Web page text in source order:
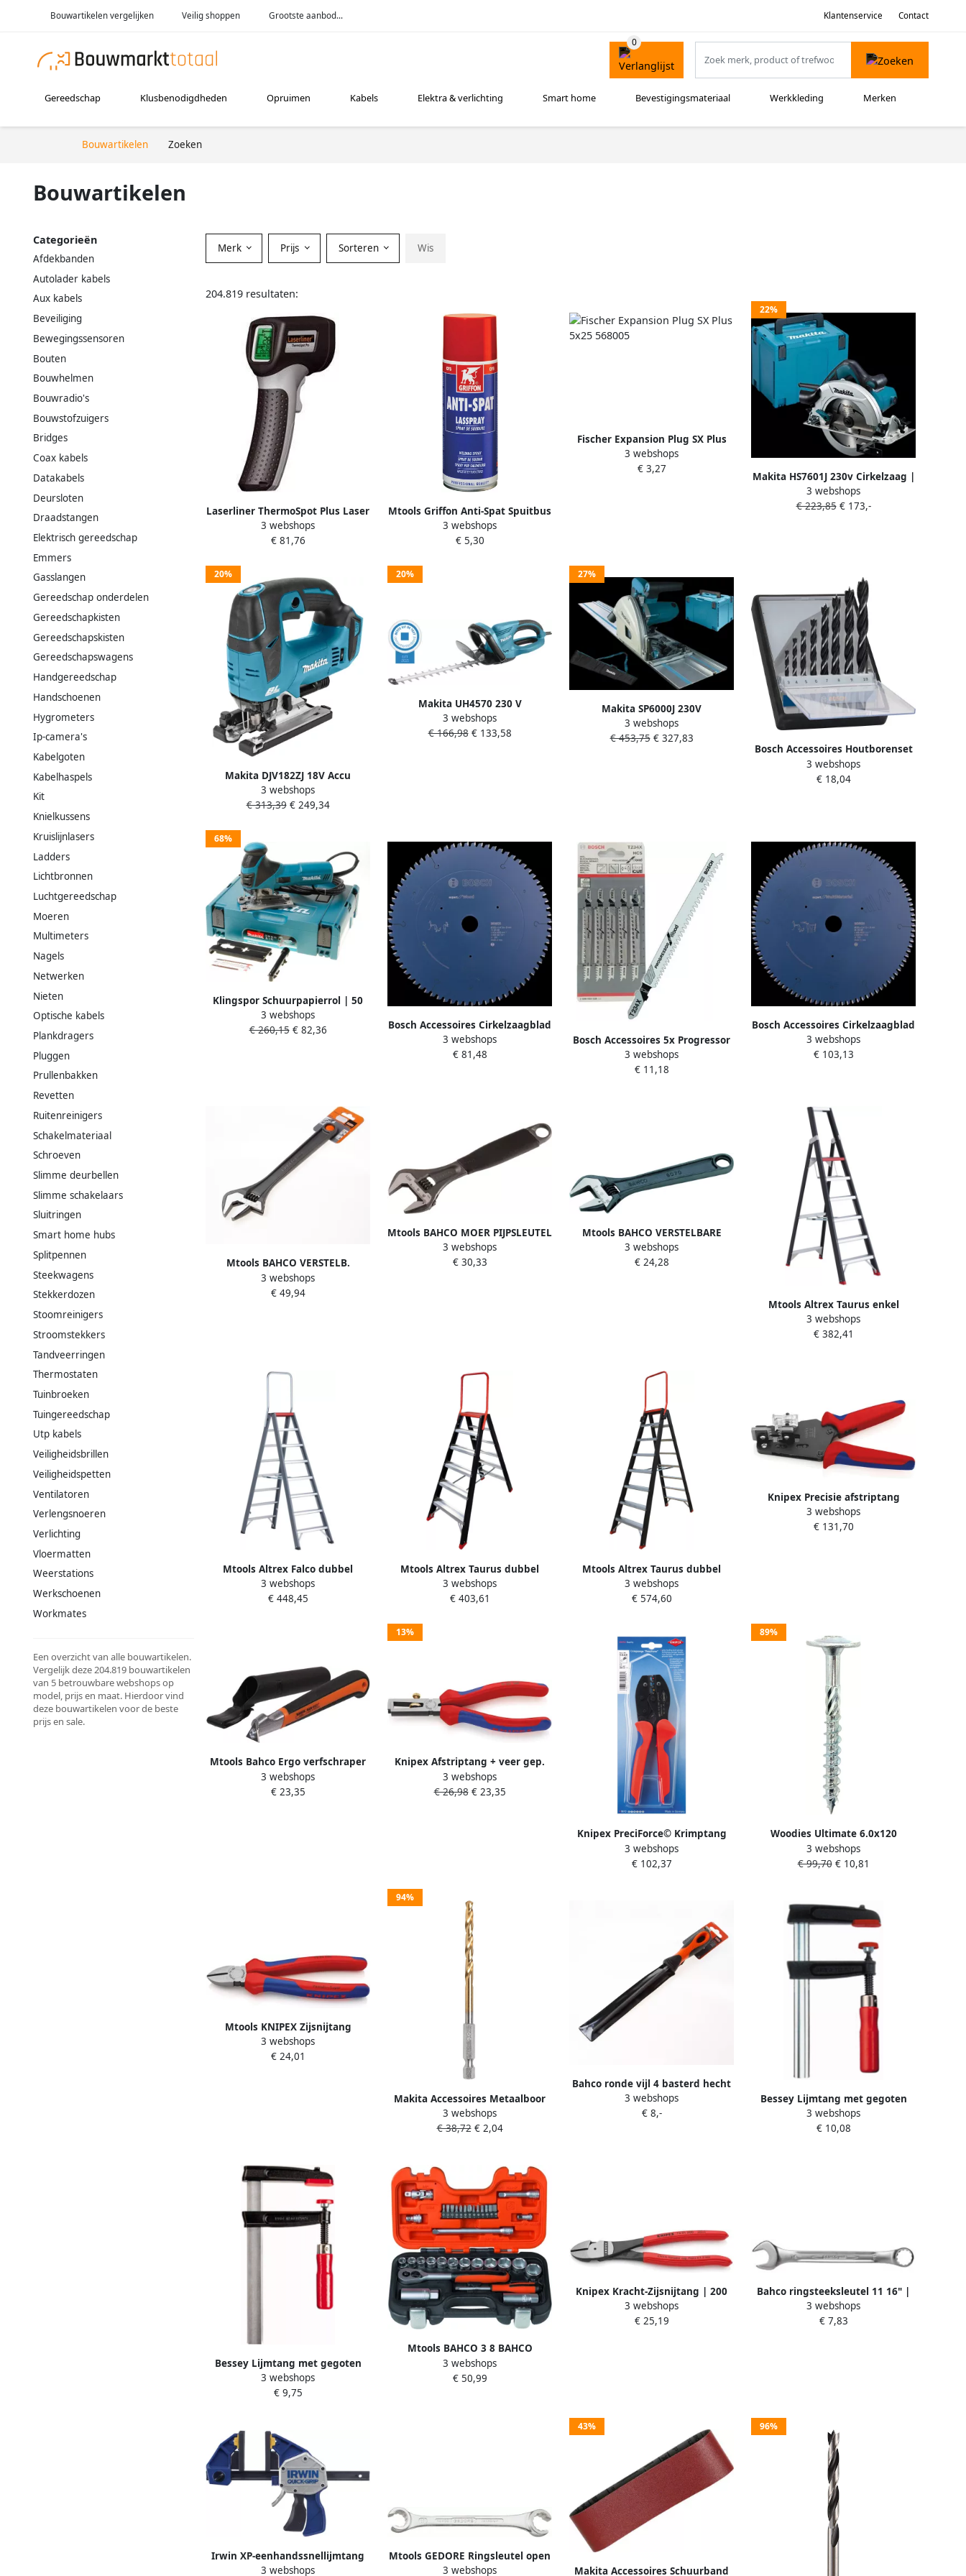
Bouwartikelen vergelijken Veilig shoppen Grootste aanbod... Klantenservice Contact
Gereedschap Klusbenodigdheden Opruimen Kabels Elektra & verlichting Smart home Bevestigingsmateriaal Werkkleding Merken
Bouwartikelen Zoeken
Bouwartikelen
Categorieën
Afdekbanden
Autolader kabels
Aux kabels
Beveiliging
Bewegingssensoren
Bouten
Bouwhelmen
Bouwradio's
Bouwstofzuigers
Bridges
Coax kabels
Datakabels
Deursloten
Draadstangen
Elektrisch gereedschap
Emmers
Gasslangen
Gereedschap onderdelen
Gereedschapkisten
Gereedschapskisten
Gereedschapswagens
Handgereedschap
Handschoenen
Hygrometers
Ip-camera's
Kabelgoten
Kabelhaspels
Kit
Knielkussens
Kruislijnlasers
Ladders
Lichtbronnen
Luchtgereedschap
Moeren
Multimeters
Nagels
Netwerken
Nieten
Optische kabels
Plankdragers
Pluggen
Prullenbakken
Revetten
Ruitenreinigers
Schakelmateriaal
Schroeven
Slimme deurbellen
Slimme schakelaars
Sluitringen
Smart home hubs
Splitpennen
Steekwagens
Stekkerdozen
Stoomreinigers
Stroomstekkers
Tandveerringen
Thermostaten
Tuinbroeken
Tuingereedschap
Utp kabels
Veiligheidsbrillen
Veiligheidspetten
Ventilatoren
Verlengsnoeren
Verlichting
Vloermatten
Weerstations
Werkschoenen
Workmates
Een overzicht van alle bouwartikelen.
Vergelijk deze 204.819 bouwartikelen
van 5 betrouwbare webshops op
model, prijs en maat. Hierdoor vind
deze bouwartikelen voor de beste
prijs en sale.
Merk Prijs Sorteren Wis
204.819 resultaten:
Laserliner ThermoSpot Plus Laser
| Warmtemeter | IQ serie
082.042A
3 webshops
€ 81,76
Mtools Griffon Anti-Spat Spuitbus
400 ml NL FR EN |
3 webshops
€ 5,30
Fischer Expansion Plug SX Plus
5x25 568005
3 webshops
€ 3,27
22%
Makita HS7601J 230v Cirkelzaag |
1200w 190mm HS7601J
3 webshops
€ 223,85€ 173,-
20%
Makita DJV182ZJ 18V Accu
Decoupeerzaag D-greep | Zonder
accu&apos;s en lader DJV182ZJ
3 webshops
€ 313,39€ 249,34
20%
Makita UH4570 230 V
Heggenschaar 45 cm | Mtools
3 webshops
€ 166,98€ 133,58
27%
Makita SP6000J 230V
Invalcirkelzaag 165 mm In Mbox
SP6000J
3 webshops
€ 453,75€ 327,83
Bosch Accessoires Houtborenset
| Robustline | 8-Delig |
2607010533
3 webshops
€ 18,04
68%
Klingspor Schuurpapierrol | 50
mm korreling 240 | voor metaal |
korund | 1 stuk 3858
3 webshops
€ 260,15€ 82,36
Bosch Accessoires Cirkelzaagblad
expert for Wood 305x30x2.4
1.8x72 T 2608642531
3 webshops
€ 81,48
Bosch Accessoires 5x Progressor
voor hout decoupeerzaagblad
T234X 2608633528
3 webshops
€ 11,18
Bosch Accessoires Cirkelzaagblad
Expert for Multimaterial K V
305X30X2.4 1.8 96T 2608642529
3 webshops
€ 103,13
Mtools BAHCO VERSTELB.
MOERSLEUTEL 18 DUIM |
3 webshops
€ 49,94
Mtools BAHCO MOER PIJPSLEUTEL
10 DUIM ERGO |
3 webshops
€ 30,33
Mtools BAHCO VERSTELBARE
MOERSLEUTEL 8 DUIM |
3 webshops
€ 24,28
Mtools Altrex Taurus enkel
oploopbare trap TGB 6 |
3 webshops
€ 382,41
Mtools Altrex Falco dubbel
oploopbaar FDO 8 met beugel |
3 webshops
€ 448,45
Mtools Altrex Taurus dubbel
oploopbare trap TDO 2 x 6 met
beugel |
3 webshops
€ 403,61
Mtools Altrex Taurus dubbel
oploopbare trap TDO 2 x 8 met
beugel |
3 webshops
€ 574,60
Knipex Precisie afstriptang
gebruineerd 195 mm |
afstripcapaciteit : 4 0 10 0mm
3 webshops
€ 131,70
Mtools Bahco Ergo verfschraper
625 precisie driekant 25 mm |
3 webshops
€ 23,35
13%
Knipex Afstriptang + veer gep.
comfort 160 mm 11 02 160 SB
1102160SB
3 webshops
€ 26,98€ 23,35
Knipex PreciForce© Krimptang
gebruineerd met meer-
componentengrepen 220 mm
3 webshops
€ 102,37
89%
Woodies Ultimate 6.0x120
deeldraad tellerkop T-30 verzinkt
| Mtools
3 webshops
€ 99,70€ 10,81
Mtools KNIPEX Zijsnijtang
gepolijst comfort 180 mm |
3 webshops
€ 24,01
94%
Makita Accessoires Metaalboor
HSS-tin 13 0x150mm D-15855
3 webshops
€ 38,72€ 2,04
Bahco ronde vijl 4 basterd hecht
ergo | 1-230-04-1-2
3 webshops
€ 8,-
Bessey Lijmtang met gegoten
beugels TPN-BE 1000 120
TP100S12BE
3 webshops
€ 10,08
Bessey Lijmtang met gegoten
beugels TGRC 1000 120
TGRC100S12
3 webshops
€ 9,75
Mtools BAHCO 3 8 BAHCO
DOPPENSET + 1 4 BITS |
3 webshops
€ 50,99
Knipex Kracht-Zijsnijtang | 200
mm Lengte | Kunststof Bekleed |
Zwart Geatramenteerd 74 01 200
3 webshops
€ 25,19
Bahco ringsteeksleutel 11 16" |
111Z-11 16
3 webshops
€ 7,83
Irwin XP-eenhandssnellijmtang
spreider 24” 600mm 10505945
3 webshops
Mtools GEDORE Ringsleutel open
6-kant 11x13 mm |
3 webshops
43%
Makita Accessoires Schuurband
96%